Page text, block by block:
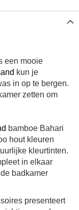
een mooie
kun je
in op te bergen.
zetten om
bamboe Bahari
hout kleuren
kleurtinten.
in elkaar
badkamer
presenteert